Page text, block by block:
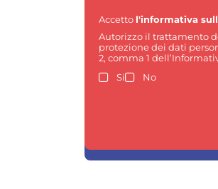
Accetto l'informativa
Autorizzo il trattamento
protezione dei dati
2, comma 1
Si
No